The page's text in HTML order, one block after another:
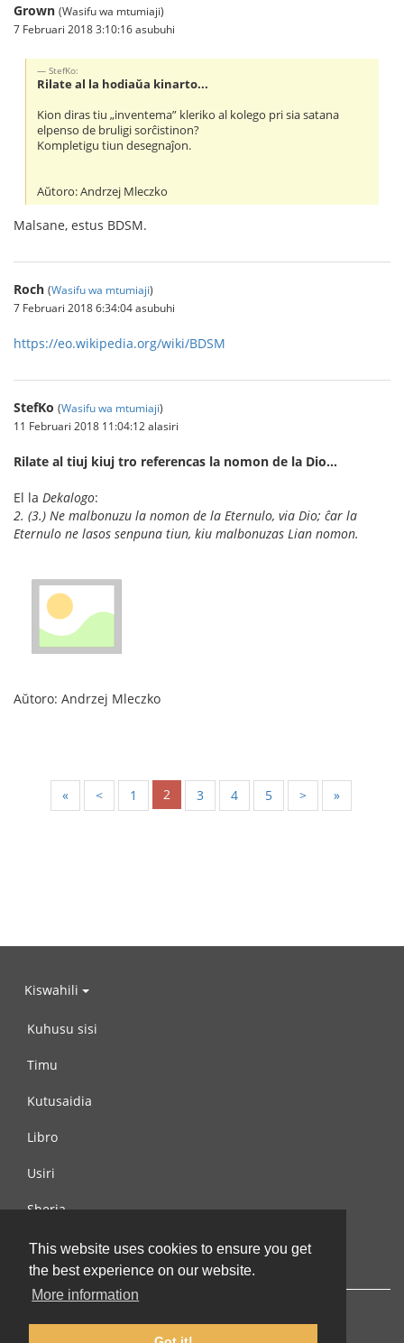
This website uses cookies to ensure you get
the best experience on our website.
More information
Grown (Wasifu wa mtumiaji)
7 Februari 2018 3:10:16 asubuhi
StefKo:
Rilate al la hodiaŭa kinarto...
Kion diras tiu „inventema” kleriko al kolego pri sia satana
elpenso de bruligi sorĉistinon?
Kompletigu tiun desegnaĵon.
Aŭtoro: Andrzej Mleczko
Malsane, estus BDSM.
Roch (Wasifu wa mtumiaji)
7 Februari 2018 6:34:04 asubuhi
https://eo.wikipedia.org/wiki/BDSM
StefKo (Wasifu wa mtumiaji)
11 Februari 2018 11:04:12 alasiri
Rilate al tiuj kiuj tro referencas la nomon de la Dio…
El la Dekalogo:
2. (3.) Ne malbonuzu la nomon de la Eternulo, via Dio; ĉar la
Eternulo ne lasos senpuna tiun, kiu malbonuzas Lian nomon.
Aŭtoro: Andrzej Mleczko
« < 1 2 3 4 5 > »
Kiswahili
Kuhusu sisi
Timu
Kutusaidia
Libro
Usiri
Sheria
Wasiliana na si